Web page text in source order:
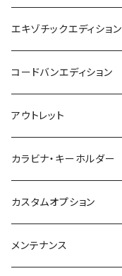
エキゾチックエディション
コードバンエディション
アウトレット
カラビナ・キーホルダー
カスタムオプション
メンテナンス